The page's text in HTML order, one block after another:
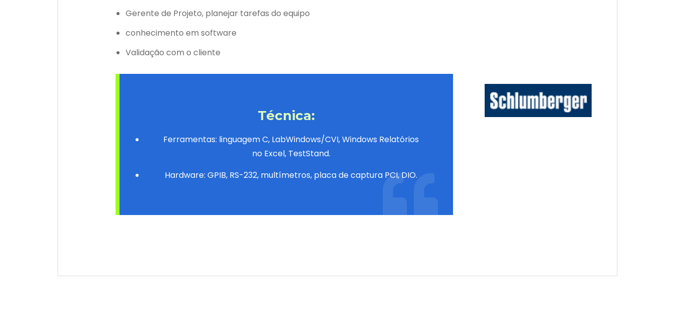
Gerente de Projeto, planejar tarefas do equipo
conhecimento em software
Validação com o cliente
Técnica:
Ferramentas: linguagem C, LabWindows/CVI, Windows Relatórios
no Excel, TestStand.
Hardware:GPIB, RS-232, multímetros, placa de captura PCI, DIO.